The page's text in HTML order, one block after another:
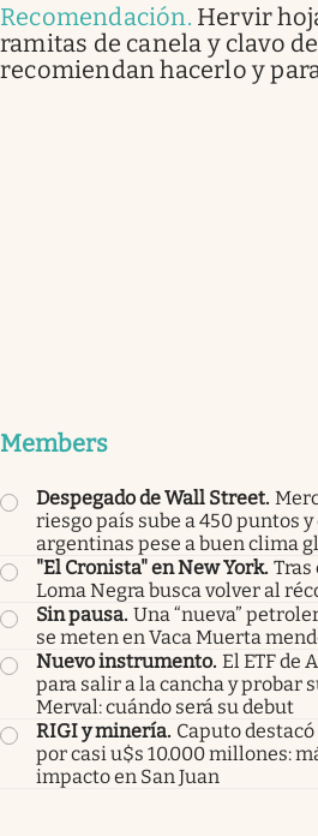
Recomendación. Hervir
ramitas de canela y clavo
recomiendan hacerlo y
Members
Despegado de Wall Street.
riesgo país sube a 450 puntos
argentinas pese a buen clima
"El Cronista" en New York. Tras
Loma Negra busca volver al
Sin pausa. Una “nueva”
se meten en Vaca Muerta
Nuevo instrumento. El ETF de
para salir a la cancha y probar
Merval: cuándo será su debut
RIGI y minería. Caputo
por casi u$s 10.000 millones:
impacto en San Juan